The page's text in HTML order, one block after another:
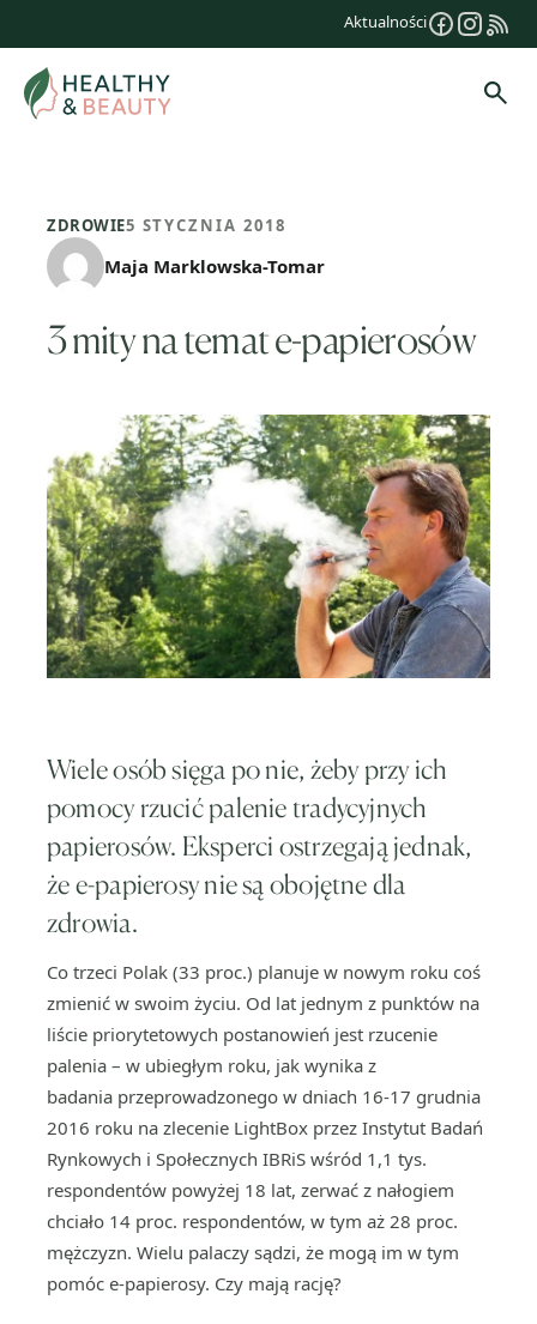
treści
Aktualności
ZDROWIE5 STYCZNIA 2018
Maja Marklowska-Tomar
3 mity na temat e-papierosów
Wiele osób sięga po nie, żeby przy ich
pomocy rzucić palenie tradycyjnych
papierosów. Eksperci ostrzegają jednak,
że e-papierosy nie są obojętne dla
zdrowia.
Co trzeci Polak (33 proc.) planuje w nowym roku coś
zmienić w swoim życiu. Od lat jednym z punktów na
liście priorytetowych postanowień jest rzucenie
palenia – w ubiegłym roku, jak wynika z
badania przeprowadzonego w dniach 16-17 grudnia
2016 roku na zlecenie LightBox przez Instytut Badań
Rynkowych i Społecznych IBRiS wśród 1,1 tys.
respondentów powyżej 18 lat, zerwać z nałogiem
chciało 14 proc. respondentów, w tym aż 28 proc.
mężczyzn. Wielu palaczy sądzi, że mogą im w tym
pomóc e-papierosy. Czy mają rację?